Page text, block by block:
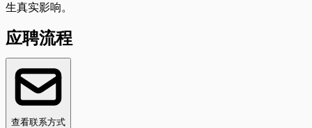
生真实影响。
应聘流程
查看联系方式